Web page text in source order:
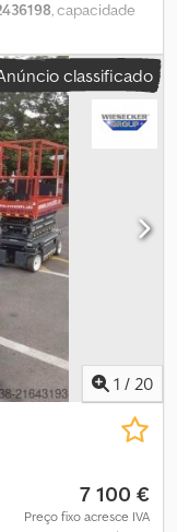
, capacidade
mm, largura da
de
840 mm, altura de
, tamanho do
Verificação de
Ano de fabrico:
Altura da
x L): 2,13 m x 0,71 m
(C x L x A): 2,32 m
de carga: 227
de
Entrega
funcional,
classificado
1 / 20
7 100 €
Preço fixo acresce IVA